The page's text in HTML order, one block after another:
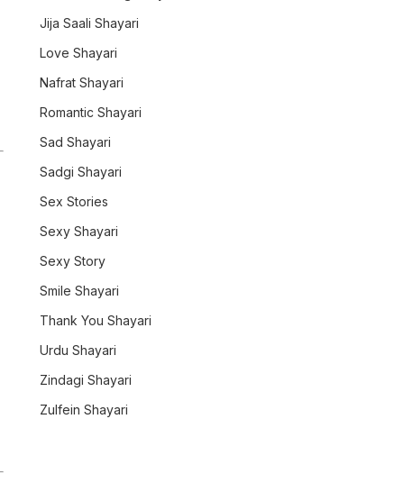
Jija Saali Shayari
Love Shayari
Nafrat Shayari
Romantic Shayari
Sad Shayari
Sadgi Shayari
Sex Stories
Sexy Shayari
Sexy Story
Smile Shayari
Thank You Shayari
Urdu Shayari
Zindagi Shayari
Zulfein Shayari